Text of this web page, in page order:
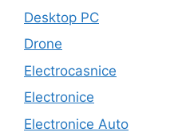
Desktop PC
Drone
Electrocasnice
Electronice
Electronice Auto